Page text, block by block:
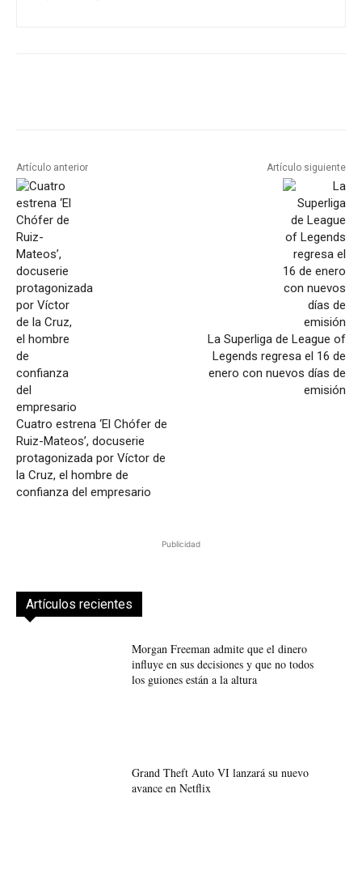
Artículo anterior
Cuatro estrena ‘El Chófer de
Ruiz-Mateos’, docuserie
protagonizada por Víctor de
la Cruz, el hombre de
confianza del empresario
Artículo siguiente
La Superliga de League of
Legends regresa el 16 de
enero con nuevos días de
emisión
Publicidad
Artículos recientes
Morgan Freeman admite que el dinero
influye en sus decisiones y que no todos
los guiones están a la altura
Grand Theft Auto VI lanzará su nuevo
avance en Netflix